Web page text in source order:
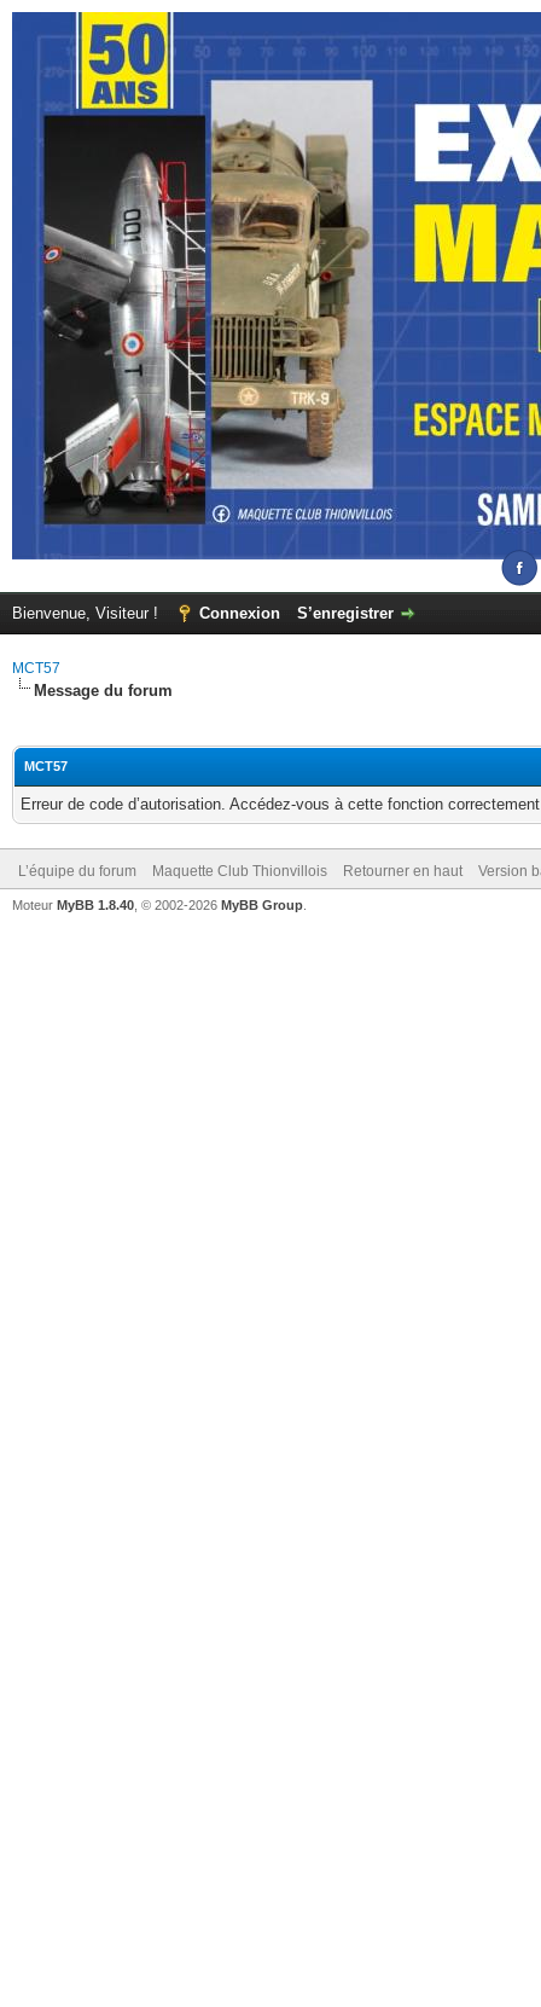
Bienvenue, Visiteur ! Connexion S’enregistrer
MCT57
Message du forum
MCT57
Erreur de code d’autorisation. Accédez-vous à cette fonction
L’équipe du forum Maquette Club Thionvillois Retourner en haut Version
Moteur MyBB 1.8.40 , © 2002-2026 MyBB Group